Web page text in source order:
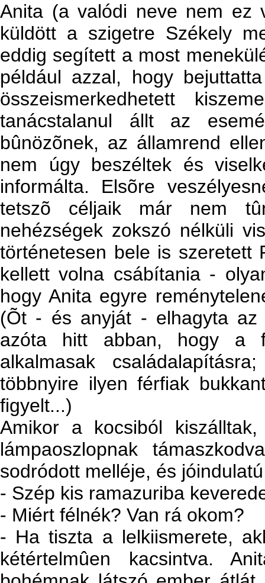
Anita (a valódi neve nem ez
küldött a szigetre Székely
eddig segített a most
például azzal, hogy
összeismerkedhetett
tanácstalanul állt az
bûnözõnek, az államrend
nem úgy beszéltek és
informálta. Elsõre
tetszõ céljaik már nem
nehézségek zokszó nélküli
történetesen bele is szeretett
kellett volna csábítania -
hogy Anita egyre
(Õt - és anyját - elhagyta
azóta hitt abban, hogy a
alkalmasak
többnyire ilyen férfiak
figyelt...)
Amikor a kocsiból
lámpaoszlopnak
sodródott melléje, és
- Szép kis ramazuriba
- Miért félnék? Van rá okom?
- Ha tiszta a lelkiismerete,
kétértelmûen kacsintva.